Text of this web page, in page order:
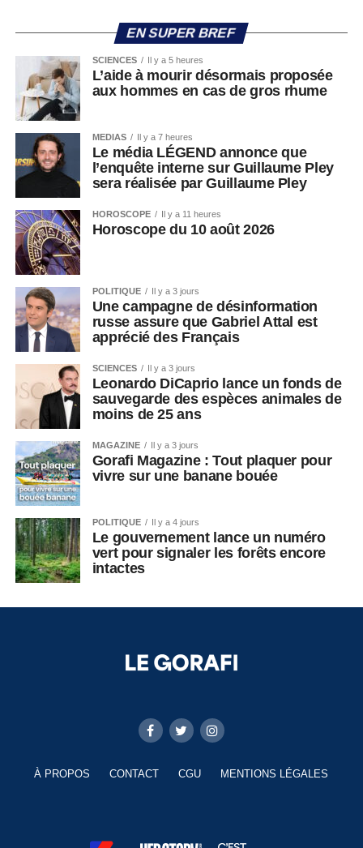
EN SUPER BREF
SCIENCES Il y a 5 heures
L’aide à mourir désormais proposée
aux hommes en cas de gros rhume
MEDIAS Il y a 7 heures
Le média LÉGEND annonce que
l’enquête interne sur Guillaume Pley
sera réalisée par Guillaume Pley
HOROSCOPE Il y a 11 heures
Horoscope du 10 août 2026
POLITIQUE Il y a 3 jours
Une campagne de désinformation
russe assure que Gabriel Attal est
apprécié des Français
SCIENCES Il y a 3 jours
Leonardo DiCaprio lance un fonds de
sauvegarde des espèces animales de
moins de 25 ans
MAGAZINE Il y a 3 jours
Gorafi Magazine : Tout plaquer pour
vivre sur une banane bouée
POLITIQUE Il y a 4 jours
Le gouvernement lance un numéro
vert pour signaler les forêts encore
intactes
À PROPOS CONTACT CGU MENTIONS LÉGALES